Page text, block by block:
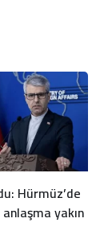
Hürmüz’de
yakın